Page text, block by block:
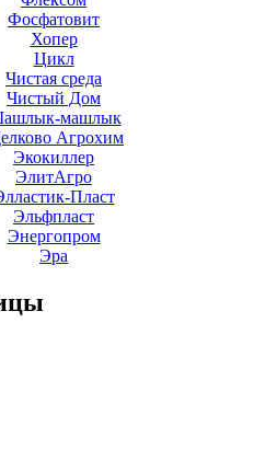
Фосфатовит
Хопер
Цикл
Чистая среда
Чистый Дом
машлык
Агрохим
Экокиллер
ЭлитАгро
Пласт
Эльфпласт
Энергопром
Эра